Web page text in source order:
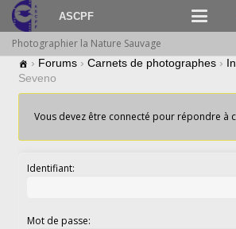
ASCPF
Photographier la Nature Sauvage
› Forums › Carnets de photographes ›
Seveno
Vous devez être connecté pour répondre à
Identifiant:
Mot de passe: